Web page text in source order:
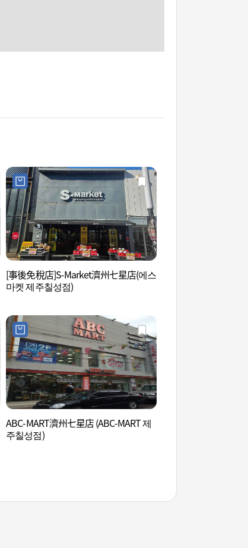
[事後免稅店]S-Market濟州七星店(에스
마켓 제주칠성점)
ABC-MART濟州七星店 (ABC-MART 제
주칠성점)